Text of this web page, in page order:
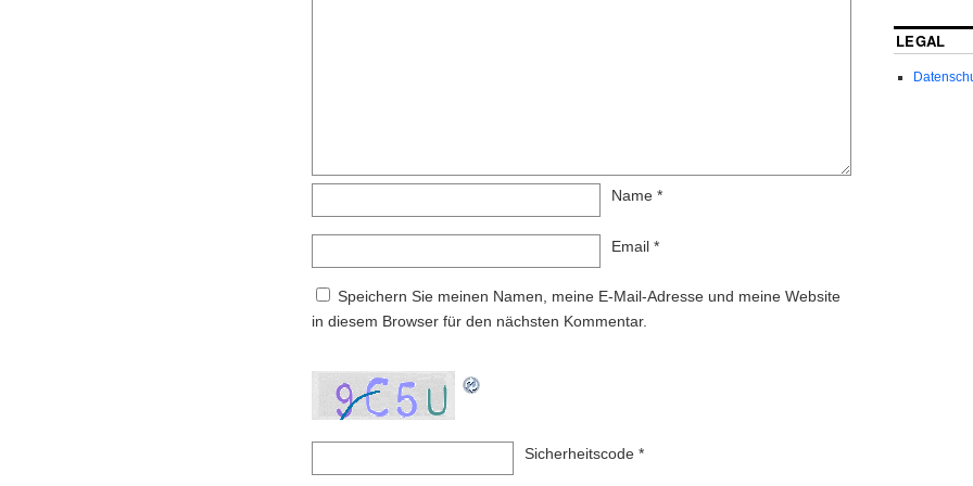
Name *
Email *
Speichern Sie meinen Namen, meine E-Mail-Adresse und meine Website
in diesem Browser für den nächsten Kommentar.
Sicherheitscode *
LEGAL